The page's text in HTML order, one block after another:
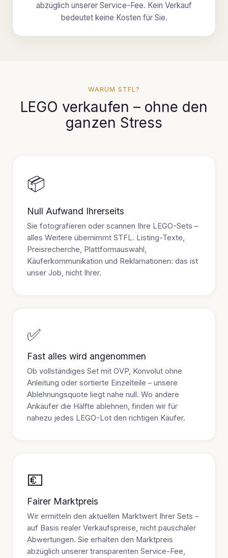
abzüglich unserer Service-Fee. Kein Verkauf
bedeutet keine Kosten für Sie.
WARUM STFL?
LEGO verkaufen – ohne den
ganzen Stress
📦
Null Aufwand Ihrerseits
Sie fotografieren oder scannen Ihre LEGO-Sets –
alles Weitere übernimmt STFL. Listing-Texte,
Preisrecherche, Plattformauswahl,
Käuferkommunikation und Reklamationen: das ist
unser Job, nicht Ihrer.
✅
Fast alles wird angenommen
Ob vollständiges Set mit OVP, Konvolut ohne
Anleitung oder sortierte Einzelteile – unsere
Ablehnungsquote liegt nahe null. Wo andere
Ankäufer die Hälfte ablehnen, finden wir für
nahezu jedes LEGO-Lot den richtigen Käufer.
💶
Fairer Marktpreis
Wir ermitteln den aktuellen Marktwert Ihrer Sets –
auf Basis realer Verkaufspreise, nicht pauschaler
Abwertungen. Sie erhalten den Marktpreis
abzüglich unserer transparenten Service-Fee,